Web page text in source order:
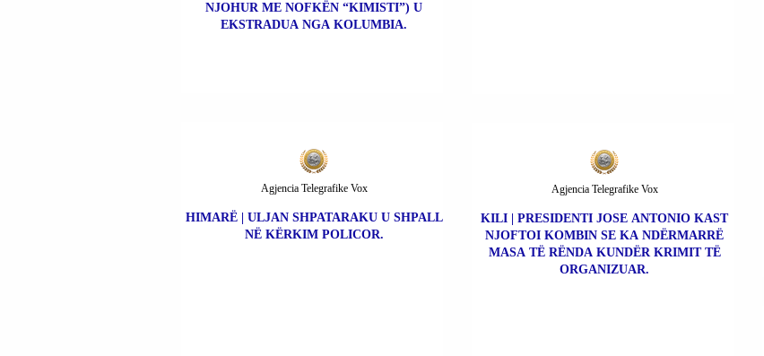
NJOHUR ME NOFKËN “KIMISTI”) U
EKSTRADUA NGA KOLUMBIA.
HIMARË | ULJAN SHPATARAKU U SHPALL
NË KËRKIM POLICOR.
Agjencia Telegrafike Vox
KILI | PRESIDENTI JOSE ANTONIO KAST
NJOFTOI KOMBIN SE KA NDËRMARRË
MASA TË RËNDA KUNDËR KRIMIT TË
ORGANIZUAR.
Agjencia Telegrafike Vox